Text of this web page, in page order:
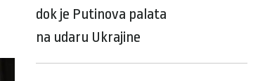
dok je Putinova palata
na udaru Ukrajine